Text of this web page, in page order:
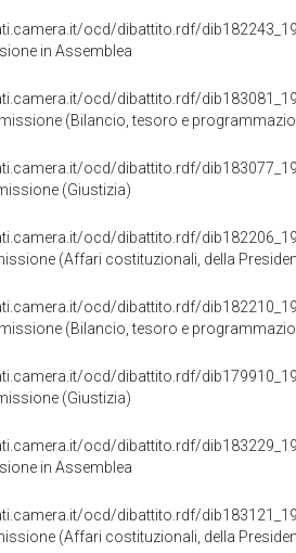
ocd/dibattito.rdf/
in Assemblea
ocd/dibattito.rdf/
(Bilancio, tesoro e
ocd/dibattito.rdf/
(Giustizia)
ocd/dibattito.rdf/
(Affari costituzionali, della
ocd/dibattito.rdf/
(Bilancio, tesoro e
ocd/dibattito.rdf/
(Giustizia)
ocd/dibattito.rdf/
in Assemblea
ocd/dibattito.rdf/
(Affari costituzionali, della